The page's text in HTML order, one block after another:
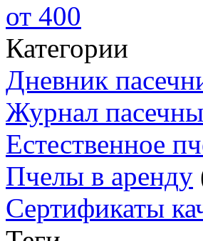
от 400
Категории
Дневник
Журнал
Естественное
Пчелы в аренду
Сертификаты